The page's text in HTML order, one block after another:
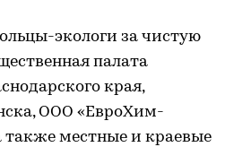
экологи за чистую
палата
края,
ООО «ЕвроХим-
также местные и краевые